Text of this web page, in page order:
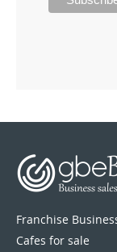
Franchise
Cafes for sale